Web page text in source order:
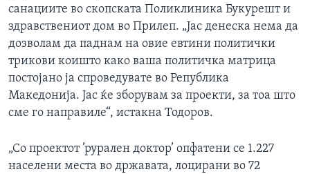
санациите во скопската Поликлиника Букурешт и
здравствениот дом во Прилеп. „Јас денеска нема да
дозволам да паднам на овие евтини политички
трикови коишто како ваша политичка матрица
постојано ја спроведувате во Република
Македонија. Јас ќе зборувам за проекти, за тоа што
сме го направиле“, истакна Тодоров.
„Со проектот ’рурален доктор’ опфатени се 1.227
населени места во државата, лоцирани во 72